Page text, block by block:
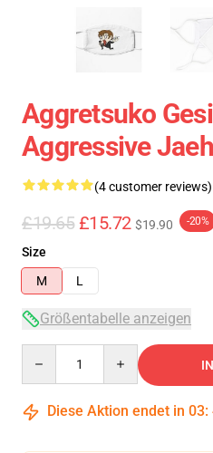
Aggretsuko
Aggressive
(4 customer reviews)
£19.65 £15.72 $19.90 -20%
Size
M
L
Größentabelle anzeigen
Diese Aktion endet in 03: